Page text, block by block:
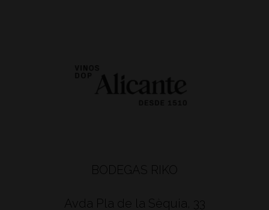
BODEGAS RIKO
Avda Pla de la Sèquia, 33